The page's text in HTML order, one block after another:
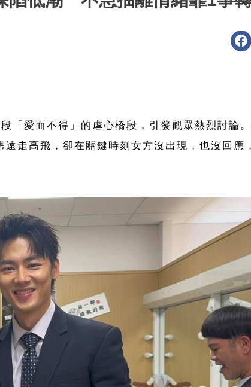
「愛而不得」的虐心橋段，引發觀眾熱烈討論
走高飛，卻在關鍵時刻女方沒出現，也沒回應